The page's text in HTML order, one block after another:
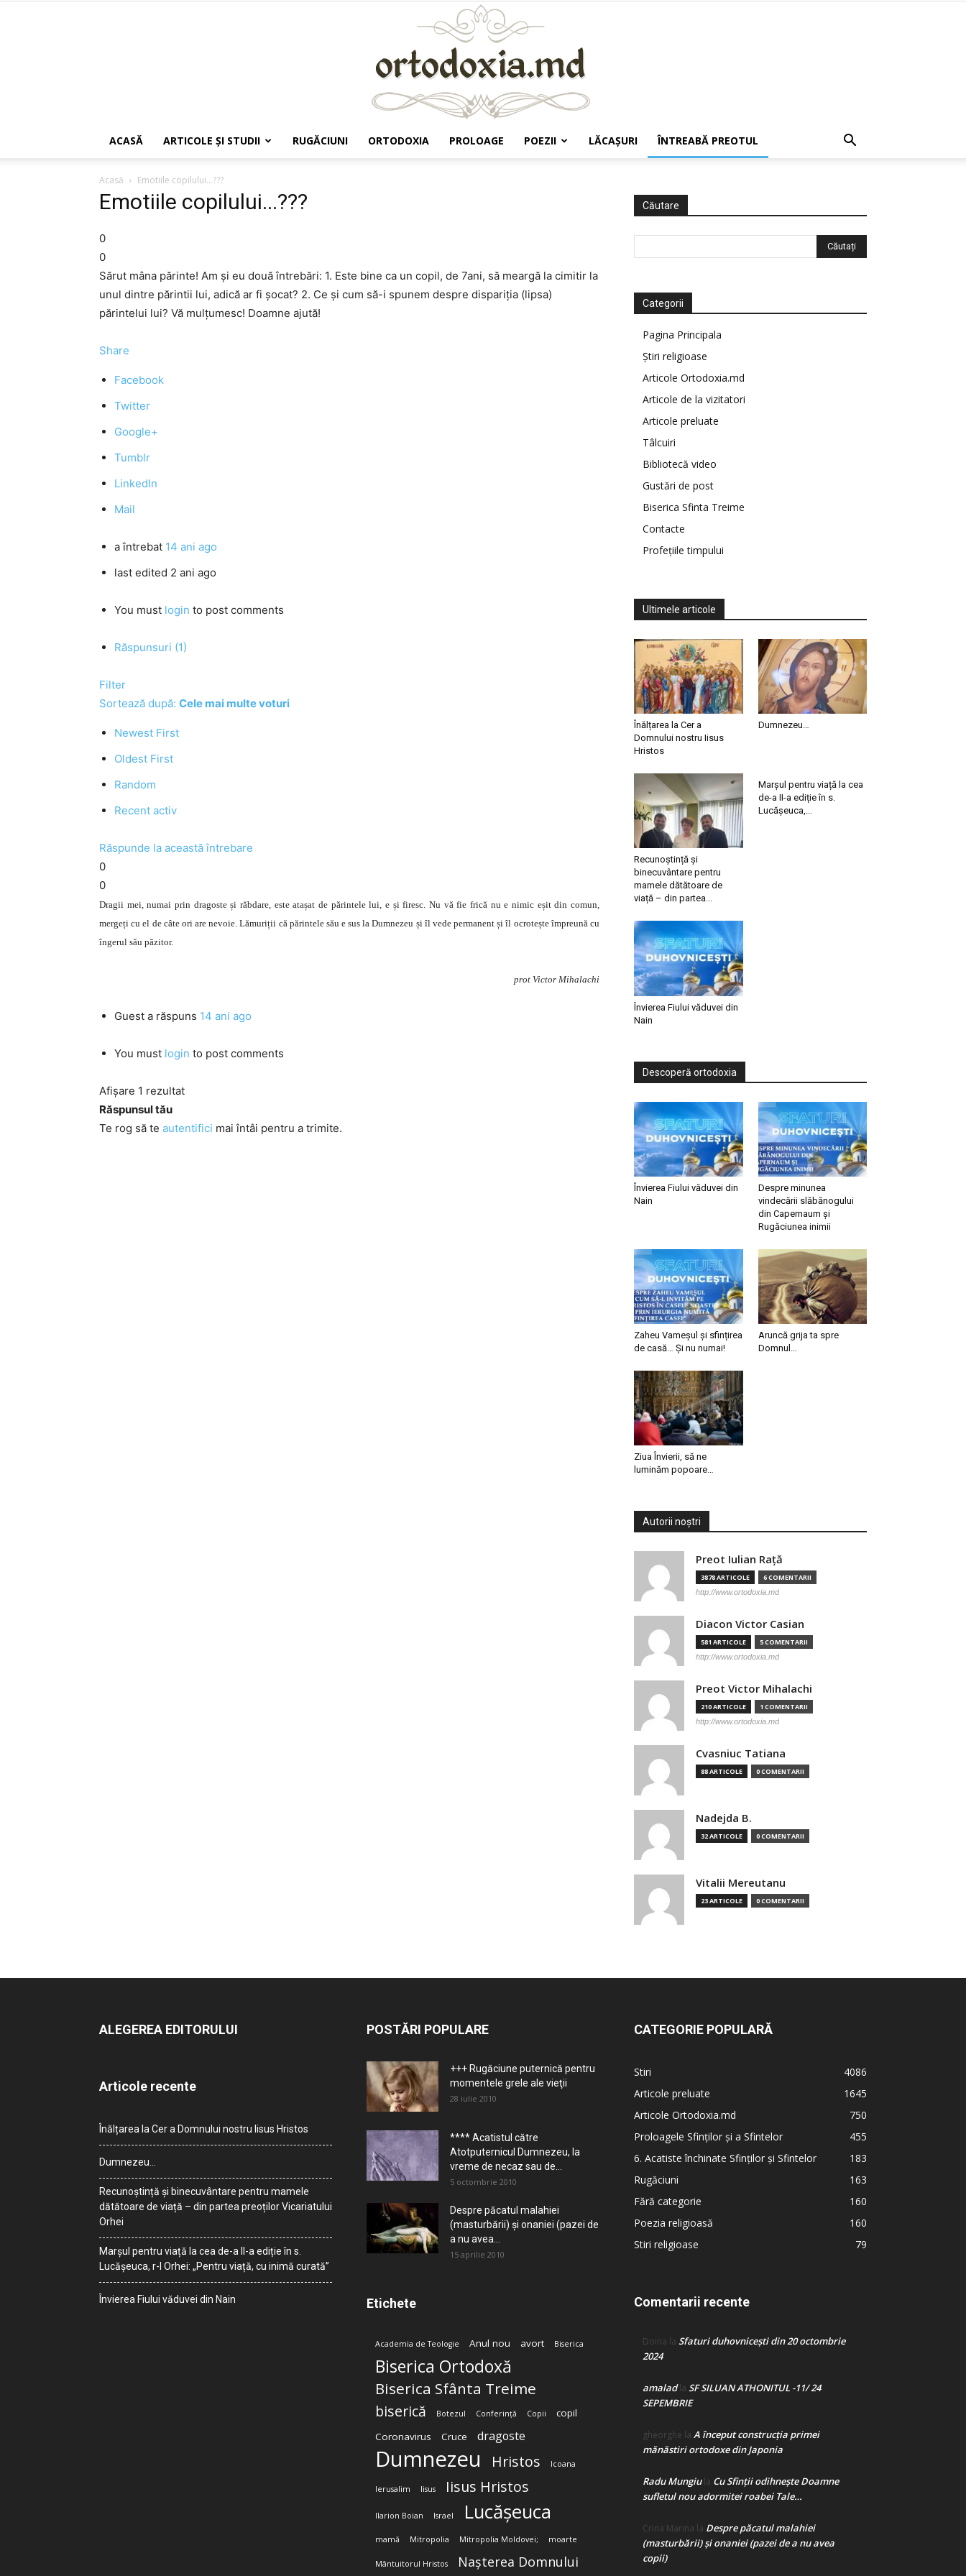
ACASĂ ARTICOLE ŞI STUDII RUGĂCIUNI ORTODOXIA PROLOAGE POEZII LĂCAŞURI ÎNTREABĂ PREOTUL
Acasă Emotiile copilului...???
Emotiile copilului...???
0
0
Sărut mâna părinte! Am și eu două întrebări: 1. Este bine ca un copil, de 7ani, să meargă la cimitir la
unul dintre părintii lui, adică ar fi șocat? 2. Ce și cum să-i spunem despre dispariția (lipsa)
părintelui lui? Vă mulțumesc! Doamne ajută!
Share
Facebook
Twitter
Google+
Tumblr
LinkedIn
Mail
a întrebat 14 ani ago
last edited 2 ani ago
You must login to post comments
Răspunsuri (1)
Filter
Sortează după: Cele mai multe voturi
Newest First
Oldest First
Random
Recent activ
Răspunde la această întrebare
0
0
Dragii mei, numai prin dragoste și răbdare, este atașat de părintele lui, e și firesc. Nu vă fie frică nu e nimic eșit din comun,
mergeți cu el de câte ori are nevoie. Lămuriții că părintele său e sus la Dumnezeu și îl vede permanent și îl ocrotește împreună cu
îngerul său păzitor.
prot Victor Mihalachi
Guest a răspuns 14 ani ago
You must login to post comments
Afișare 1 rezultat
Răspunsul tău
Te rog să te autentifici mai întâi pentru a trimite.
Căutare
Categorii
Pagina Principala
Știri religioase
Articole Ortodoxia.md
Articole de la vizitatori
Articole preluate
Tâlcuiri
Bibliotecă video
Gustări de post
Biserica Sfinta Treime
Contacte
Profețiile timpului
Ultimele articole
Înălțarea la Cer a
Domnului nostru Iisus
Hristos
Dumnezeu…
Recunoștință și
binecuvântare pentru
mamele dătătoare de
viață – din partea...
Marșul pentru viață la cea
de-a II-a ediție în s.
Lucășeuca,...
Învierea Fiului văduvei din
Nain
Descoperă ortodoxia
Învierea Fiului văduvei din
Nain
Despre minunea
vindecării slăbănogului
din Capernaum și
Rugăciunea inimii
Zaheu Vameșul și sfințirea
de casă… Și nu numai!
Aruncă grija ta spre
Domnul…
Ziua Învierii, să ne
luminăm popoare…
Autorii noștri
Preot Iulian Raţă
3878 ARTICOLE 6 COMENTARII
http://www.ortodoxia.md
Diacon Victor Casian
581 ARTICOLE 5 COMENTARII
http://www.ortodoxia.md
Preot Victor Mihalachi
210 ARTICOLE 1 COMENTARII
http://www.ortodoxia.md
Cvasniuc Tatiana
88 ARTICOLE 0 COMENTARII
Nadejda B.
32 ARTICOLE 0 COMENTARII
Vitalii Mereutanu
23 ARTICOLE 0 COMENTARII
ALEGEREA EDITORULUI
Articole recente
Înălțarea la Cer a Domnului nostru Iisus Hristos
Dumnezeu…
Recunoștință și binecuvântare pentru mamele
dătătoare de viață – din partea preoților Vicariatului
Orhei
Marșul pentru viață la cea de-a II-a ediție în s.
Lucășeuca, r-l Orhei: „Pentru viață, cu inimă curată”
Învierea Fiului văduvei din Nain
POSTĂRI POPULARE
+++ Rugăciune puternică pentru
momentele grele ale vieţii
28 iulie 2010
**** Acatistul către
Atotputernicul Dumnezeu, la
vreme de necaz sau de...
5 octombrie 2010
Despre păcatul malahiei
(masturbării) şi onaniei (pazei de
a nu avea...
15 aprilie 2010
Etichete
Academia de Teologie Anul nou avort Biserica
Biserica Ortodoxă
Biserica Sfânta Treime
biserică Botezul Conferință Copii
copil
Coronavirus
Cruce dragoste
Dumnezeu Hristos Icoana
Ierusalim Iisus Iisus Hristos
Ilarion Boian Israel Lucășeuca
mamă Mitropolia Mitropolia Moldovei; moarte
Mântuitorul Hristos Nașterea Domnului
CATEGORIE POPULARĂ
Stiri
4086
Articole preluate
1645
Articole Ortodoxia.md
750
Proloagele Sfinților și a Sfintelor
455
6. Acatiste închinate Sfinților și Sfintelor
183
Rugăciuni
163
Fără categorie
160
Poezia religioasă
160
Stiri religioase
79
Comentarii recente
Doina la Sfaturi duhovnicești din 20 octombrie
2024
amaladla SF SILUAN ATHONITUL -11/ 24
SEPEMBRIE
gheorghe la A început construcţia primei
mănăstiri ortodoxe din Japonia
Radu Mungiula Cu Sfinții odihnește Doamne
sufletul nou adormitei roabei Tale…
Crina Marina la Despre păcatul malahiei
(masturbării) şi onaniei (pazei de a nu avea
copii)